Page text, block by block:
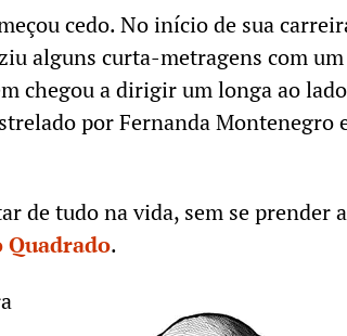
cedo. No início de sua
alguns curta-metragens com um
chegou a dirigir um longa ao
por Fernanda Montenegro
de tudo na vida, sem se prender a
.